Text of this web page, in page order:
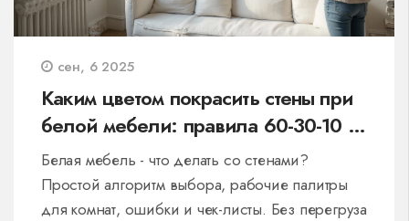
сен, 6 2025
Каким цветом покрасить стены при
белой мебели: правила 60-30-10 и
готовые палитры
Белая мебель - что делать со стенами?
Простой алгоритм выбора, рабочие палитры
для комнат, ошибки и чек-листы. Без перегруза